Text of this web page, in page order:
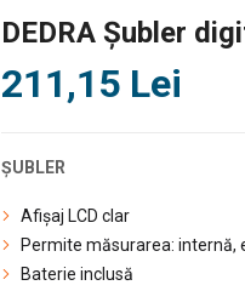
DEDRA Șubler
211,15 Lei
ȘUBLER
Afișaj LCD clar
Permite măsurarea: internă,
Baterie inclusă